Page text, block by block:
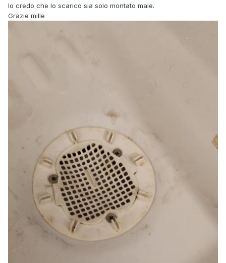
Io credo che lo scarico sia solo montato male.
Grazie mille